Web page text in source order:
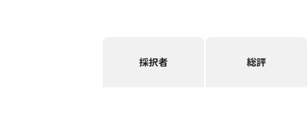
採択者 総評